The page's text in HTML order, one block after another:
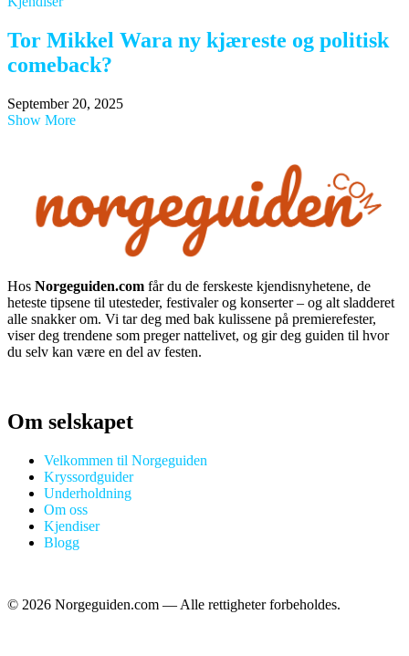
Tor Mikkel Wara ny kjæreste og politisk
comeback?
September 20, 2025
Show More
Hos Norgeguiden.com får du de ferskeste kjendisnyhetene, de
heteste tipsene til utesteder, festivaler og konserter – og alt sladderet
alle snakker om. Vi tar deg med bak kulissene på premierefester,
viser deg trendene som preger nattelivet, og gir deg guiden til hvor
du selv kan være en del av festen.
Om selskapet
Velkommen til Norgeguiden
Kryssordguider
Underholdning
Om oss
Kjendiser
Blogg
© 2026 Norgeguiden.com — Alle rettigheter forbeholdes.